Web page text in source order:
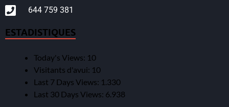
644 759 381
ESTADISTIQUES
Today's Views: 10
Visitants d'avui: 10
Last 7 Days Views: 1.330
Last 30 Days Views: 6.938